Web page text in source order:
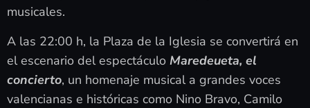
musicales.
A las 22:00 h, la Plaza de la Iglesia se convertirá en
el escenario del espectáculo Maredeueta, el
concierto, un homenaje musical a grandes voces
valencianas e históricas como Nino Bravo, Camilo